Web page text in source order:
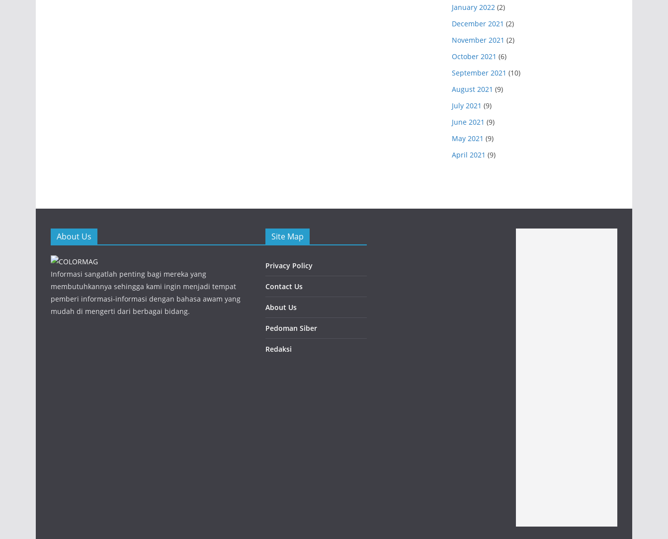
January 2022 (2)
December 2021 (2)
November 2021 (2)
October 2021 (6)
September 2021 (10)
August 2021 (9)
July 2021 (9)
June 2021 (9)
May 2021 (9)
April 2021 (9)
About Us
Informasi sangatlah penting bagi mereka yang
membutuhkannya sehingga kami ingin menjadi tempat
pemberi informasi-informasi dengan bahasa awam yang
mudah di mengerti dari berbagai bidang.
Site Map
Privacy Policy
Contact Us
About Us
Pedoman Siber
Redaksi